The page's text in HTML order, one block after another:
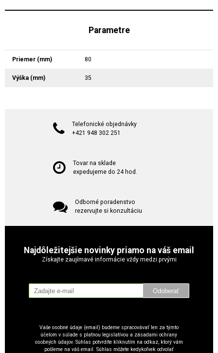
Parametre
Priemer (mm) 80
Výška (mm) 35
Telefonické objednávky
+421 948 302 251
Tovar na sklade
expedujeme do 24 hod.
Odborné poradenstvo
rezervujte si konzultáciu
Najdôležitejšie novinky priamo na váš email
Získajte zaujímavé informácie vždy medzi prvými
Odoberať
Vaše osobné údaje (email) budeme spracovávať len za týmto
účelom v súlade s platnou legislatívou a zásadami ochrany
osobných údajov. Súhlas potvrdíte kliknutím na odkaz, ktorý vám
pošleme na váš email. Súhlas môžete kedykoľvek odvolať